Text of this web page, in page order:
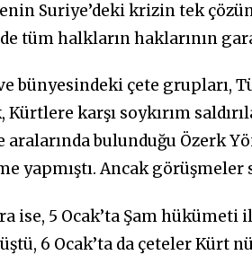
Suriye’deki krizin tek
tüm halkların haklarının
bünyesindeki çete grupları,
Kürtlere karşı soykırım
aralarında bulunduğu Özerk
yapmıştı. Ancak
ise, 5 Ocak’ta Şam hükümeti
6 Ocak’ta da çeteler Kürt